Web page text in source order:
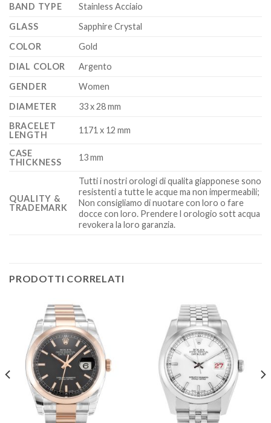
BAND TYPE
Stainless Acciaio
GLASS
Sapphire Crystal
COLOR
Gold
DIAL COLOR
Argento
GENDER
Women
DIAMETER
33 x 28 mm
BRACELET
LENGTH
1171 x 12 mm
CASE
THICKNESS
13 mm
QUALITY &
TRADEMARK
Tutti i nostri orologi di qualita giapponese sono
resistenti a tutte le acque ma non impermeabili;
Non consigliamo di nuotare con loro o fare
docce con loro. Prendere l orologio sott acqua
revokera la loro garanzia.
PRODOTTI CORRELATI